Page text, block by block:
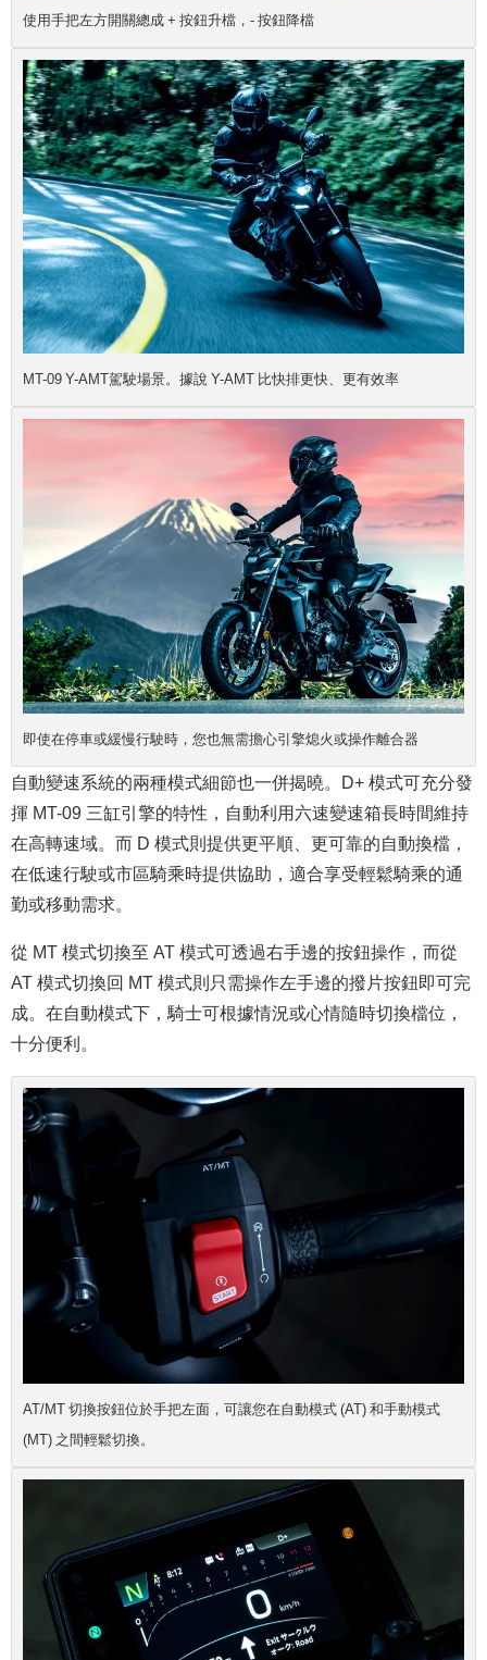
使用手把左方開關總成 + 按鈕升檔，- 按鈕降檔
MT-09 Y-AMT駕駛場景。據說 Y-AMT 比快排更快、更有效率
即使在停車或緩慢行駛時，您也無需擔心引擎熄火或操作離合器
自動變速系統的兩種模式細節也一併揭曉。D+ 模式可充分發
揮 MT-09 三缸引擎的特性，自動利用六速變速箱長時間維持
在高轉速域。而 D 模式則提供更平順、更可靠的自動換檔，
在低速行駛或市區騎乘時提供協助，適合享受輕鬆騎乘的通
勤或移動需求。
從 MT 模式切換至 AT 模式可透過右手邊的按鈕操作，而從
AT 模式切換回 MT 模式則只需操作左手邊的撥片按鈕即可完
成。在自動模式下，騎士可根據情況或心情隨時切換檔位，
十分便利。
AT/MT 切換按鈕位於手把左面，可讓您在自動模式 (AT) 和手動模式
(MT) 之間輕鬆切換。